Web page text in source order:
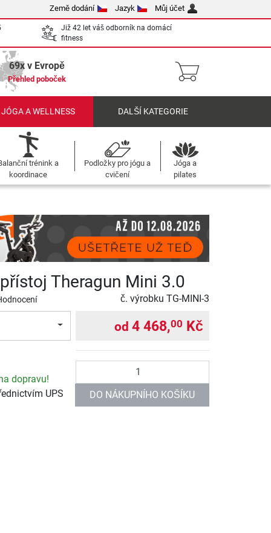
Země dodání Jazyk Můj účet
Již 42 let váš odborník na domácí
fitness
69x v Evropě
Přehled poboček
A WELLNESS DALŠÍ KATEGORIE
trénink a
koordinace
Podložky pro jógu a
cvičení
Jóga a
pilates
Theragun Mini 3.0
č. výrobku TG-MINI-3
dopravu!
UPS
od 4 468,00 Kč
DO NÁKUPNÍHO KOŠÍKU